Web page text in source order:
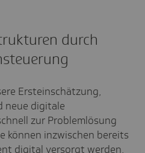
durch
Ersteinschätzung,
neue digitale
zur Problemlösung
können inzwischen bereits
digital versorgt werden,